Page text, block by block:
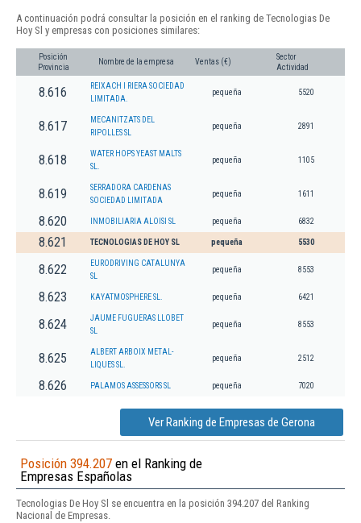
A continuación podrá consultar la posición en el ranking de Tecnologias De
Hoy Sl y empresas con posiciones similares:
Posición
Provincia
Nombre de la empresa Ventas (€)
Sector
Actividad
8.616
REIXACH I RIERA SOCIEDAD
LIMITADA.
pequeña 5520
8.617
MECANITZATS DEL
RIPOLLES SL
pequeña 2891
8.618
WATER HOPS YEAST MALTS
SL.
pequeña 1105
8.619
SERRADORA CARDENAS
SOCIEDAD LIMITADA
pequeña 1611
8.620 INMOBILIARIA ALOISI SL pequeña 6832
8.621 TECNOLOGIAS DE HOY SL pequeña 5530
8.622
EURODRIVING CATALUNYA
SL
pequeña 8553
8.623 KAYATMOSPHERE SL. pequeña 6421
8.624
JAUME FUGUERAS LLOBET
SL
pequeña 8553
8.625
ALBERT ARBOIX METAL-
LIQUES SL.
pequeña 2512
8.626 PALAMOS ASSESSORS SL pequeña 7020
Ver Ranking de Empresas de Gerona
Posición 394.207 en el Ranking de
Empresas Españolas
Tecnologias De Hoy Sl se encuentra en la posición 394.207 del Ranking
Nacional de Empresas.